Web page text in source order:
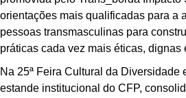
orientações mais qualificadas para a
pessoas transmasculinas para
práticas cada vez mais éticas, dignas
Na 25ª Feira Cultural da
estande institucional do CFP,